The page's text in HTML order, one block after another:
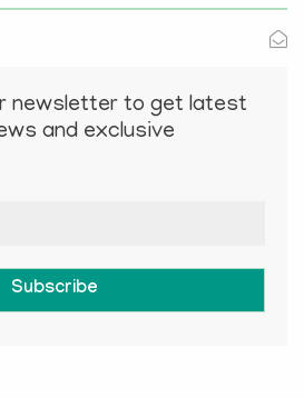
newsletter to get latest
and exclusive
Subscribe